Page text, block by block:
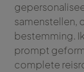
samenstellen,
bestemming.
prompt
complete